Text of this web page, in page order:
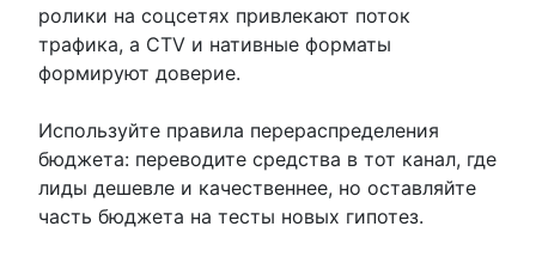
ролики на соцсетях привлекают поток
трафика, а CTV и нативные форматы
формируют доверие.
Используйте правила перераспределения
бюджета: переводите средства в тот канал, где
лиды дешевле и качественнее, но оставляйте
часть бюджета на тесты новых гипотез.